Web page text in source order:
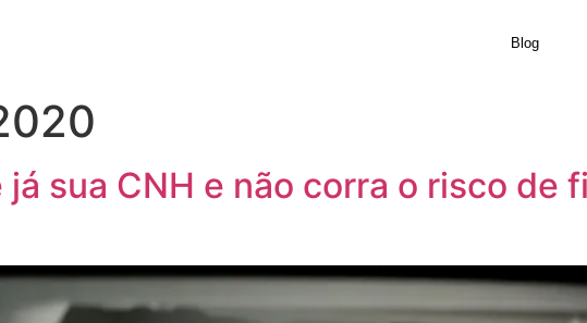
Blog
sua CNH e não corra o risco de